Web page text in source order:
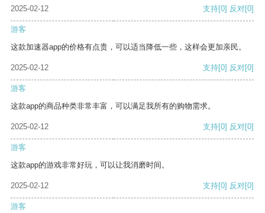
2025-02-12
支持[0] 反对[0]
游客
这款加速器app的价格有点贵，可以适当降低一些，这样会更加亲民。
2025-02-12 支持[0] 反对[0]
游客
这款app的商品种类非常丰富，可以满足我所有的购物需求。
2025-02-12 支持[0] 反对[0]
游客
这款app的游戏非常好玩，可以让我消磨时间。
2025-02-12 支持[0] 反对[0]
游客